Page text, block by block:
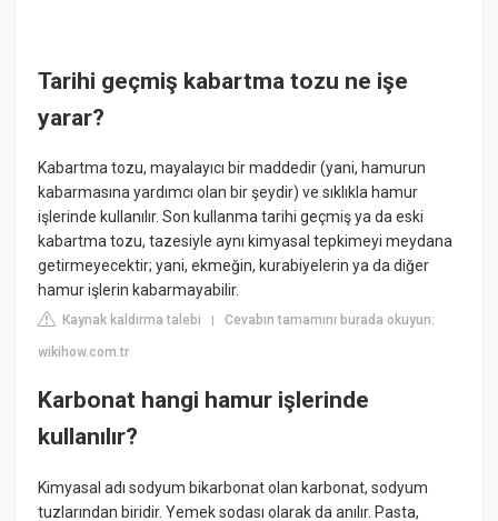
Tarihi geçmiş kabartma tozu ne işe
yarar?
Kabartma tozu, mayalayıcı bir maddedir (yani, hamurun
kabarmasına yardımcı olan bir şeydir) ve sıklıkla hamur
işlerinde kullanılır. Son kullanma tarihi geçmiş ya da eski
kabartma tozu, tazesiyle aynı kimyasal tepkimeyi meydana
getirmeyecektir; yani, ekmeğin, kurabiyelerin ya da diğer
hamur işlerin kabarmayabilir.
Kaynak kaldırma talebi |Cevabın tamamını burada okuyun:
wikihow.com.tr
Karbonat hangi hamur işlerinde
kullanılır?
Kimyasal adı sodyum bikarbonat olan karbonat, sodyum
tuzlarından biridir. Yemek sodası olarak da anılır. Pasta,